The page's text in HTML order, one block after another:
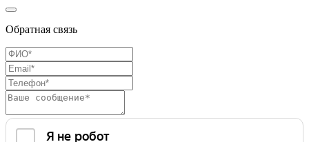
Обратная связь